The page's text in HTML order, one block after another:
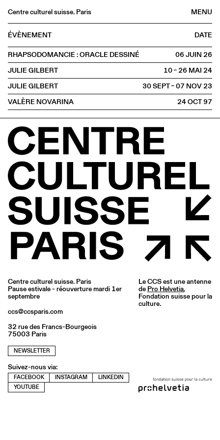
MENU
Centre culturel suisse. Paris
Agenda
Librairie
Buvette
Archives
Médiathèque
Éditions
Informations
FR
EN
EXPOSITION Lecture
ÉVÈNEMENT
DATE
RHAPSODOMANCIE : ORACLE DESSINÉ
06 JUIN2026
JULIE GILBERT
10 – 26 MAI2024
JULIE GILBERT
30 SEPT – 07 NOV2023
VALÈRE NOVARINA
24 OCT1997
Centre culturel suisse. Paris
Pause estivale - réouverture mardi 1er
septembre
ccs@ccsparis.com
32 rue des Francs-Bourgeois
75003 Paris
NEWSLETTER
Suivez-nous via:
FACEBOOK INSTAGRAM
LINKEDIN
YOUTUBE
Le CCS est une antenne
de Pro Helvetia,
Fondation suisse pour la
culture.